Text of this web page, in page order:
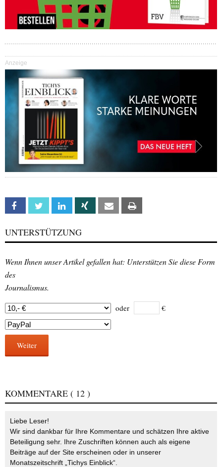
Anzeige
Facebook Twitter Linkedin Xing Email
UNTERSTÜTZUNG
Wenn Ihnen unser Artikel gefallen hat: Unterstützen Sie diese Form
des
Journalismus.
oder €
Weiter
KOMMENTARE ( 12 )
Liebe Leser!
Wir sind dankbar für Ihre Kommentare und schätzen Ihre aktive
Beteiligung sehr. Ihre Zuschriften können auch als eigene
Beiträge auf der Site erscheinen oder in unserer
Monatszeitschrift „Tichys Einblick“.